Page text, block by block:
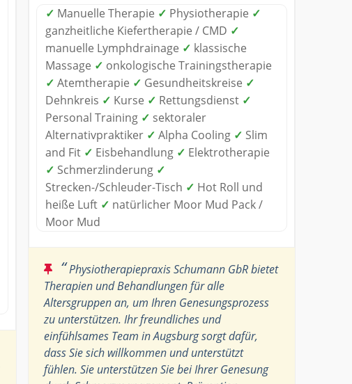
✓ Manuelle Therapie ✓ Physiotherapie ✓
ganzheitliche Kiefertherapie / CMD ✓
manuelle Lymphdrainage ✓ klassische
Massage ✓ onkologische Trainingstherapie
✓ Atemtherapie ✓ Gesundheitskreise ✓
Dehnkreis ✓ Kurse ✓ Rettungsdienst ✓
Personal Training ✓ sektoraler
Alternativpraktiker ✓ Alpha Cooling ✓ Slim
and Fit ✓ Eisbehandlung ✓ Elektrotherapie
✓ Schmerzlinderung ✓
Strecken-/Schleuder-Tisch ✓ Hot Roll und
heiße Luft ✓ natürlicher Moor Mud Pack /
Moor Mud
“Physiotherapiepraxis Schumann GbR bietet
Therapien und Behandlungen für alle
Altersgruppen an, um Ihren Genesungsprozess
zu unterstützen. Ihr freundliches und
einfühlsames Team in Augsburg sorgt dafür,
dass Sie sich willkommen und unterstützt
fühlen. Sie unterstützen Sie bei Ihrer Genesung